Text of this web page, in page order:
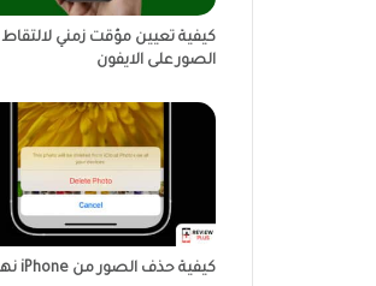
كيفية تعيين مؤقت زمني لالتقاط
الصور على الايفون
كيفية حذف الصور من iPhone نهائيًا